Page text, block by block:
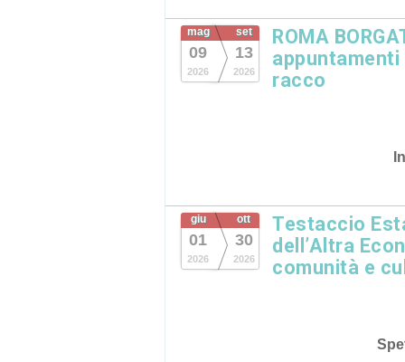
mag
09
2026
set
13
2026
ROMA
racco
giu
01
2026
ott
30
2026
Testaccio
dell’Altra
comunità e